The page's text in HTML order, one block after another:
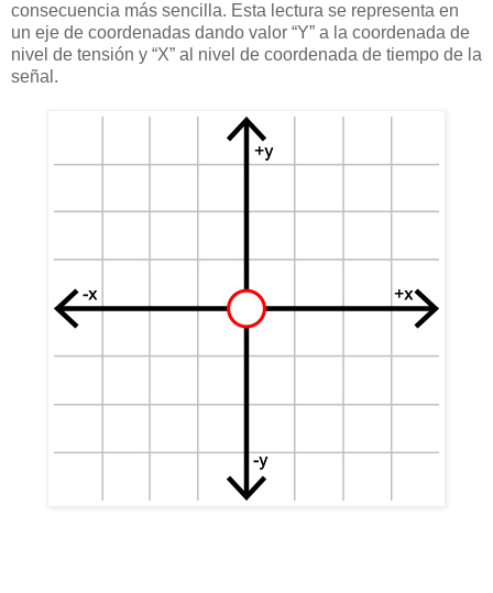
consecuencia más sencilla. Esta lectura se representa en
un eje de coordenadas dando valor “Y” a la coordenada de
nivel de tensión y “X” al nivel de coordenada de tiempo de la
señal.